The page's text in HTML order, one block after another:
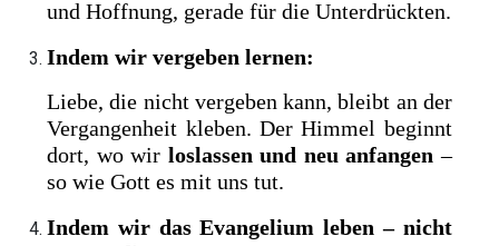
und Hoffnung, gerade für die Unterdrückten.
Indem wir vergeben lernen:
Liebe, die nicht vergeben kann, bleibt an der
Vergangenheit kleben. Der Himmel beginnt
dort, wo wir loslassen und neu anfangen –
so wie Gott es mit uns tut.
Indem wir das Evangelium leben – nicht